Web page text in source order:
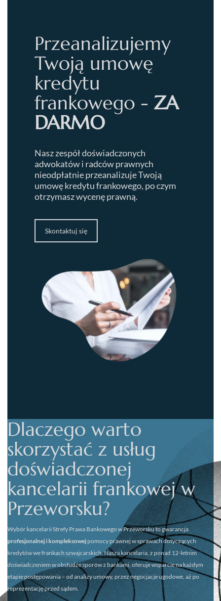
Przeanalizujemy
Twoją umowę
kredytu
frankowego - ZA
DARMO
Nasz zespół doświadczonych
adwokatów i radców prawnych
nieodpłatnie przeanalizuje Twoją
umowę kredytu frankowego, po czym
otrzymasz wycenę prawną.
Skontaktuj się
Dlaczego warto
skorzystać z usług
doświadczonej
kancelarii frankowej w
Przeworsku?
Wybór kancelariiStrefy Prawa Bankowego w Przeworskuto gwarancja
profesjonalnej i kompleksowej pomocy prawnej w sprawach dotyczących
kredytów we frankach szwajcarskich. Nasza kancelaria, z ponad 12-letnim
doświadczeniem w obsłudze sporów z bankami, oferuje wsparcie na każdym
etapie postępowania – od analizy umowy, przez negocjacje ugodowe, aż po
reprezentację przed sądem.